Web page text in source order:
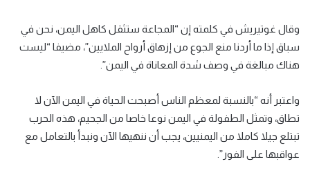
وقال غوتيريش في كلمته إن “المجاعة ستثقل كاهل اليمن، نحن في
سباق إذا ما أردنا منع الجوع من إزهاق أرواح الملايين”، مضيفا “ليست
هناك مبالغة في وصف شدة المعاناة في اليمن”.
واعتبر أنه “بالنسبة لمعظم الناس أصبحت الحياة في اليمن الآن لا
تطاق، وتمثل الطفولة في اليمن نوعا خاصا من الجحيم، هذه الحرب
تبتلع جيلا كاملا من اليمنيين، يجب أن ننهيها الآن ونبدأ بالتعامل مع
عواقبها على الفور”.